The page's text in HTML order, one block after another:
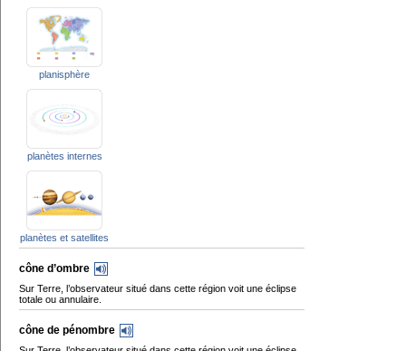
planisphère
planètes internes
planètes et satellites
cône d’ombre
Sur Terre, l’observateur situé dans cette région voit une éclipse
totale ou annulaire.
cône de pénombre